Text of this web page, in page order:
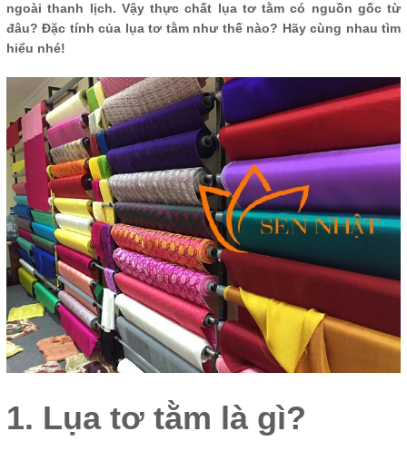
ngoài thanh lịch. Vậy thực chất lụa tơ tằm có nguồn gốc từ
đâu? Đặc tính của lụa tơ tằm như thế nào? Hãy cùng nhau tìm
hiểu nhé!
1. Lụa tơ tằm là gì?